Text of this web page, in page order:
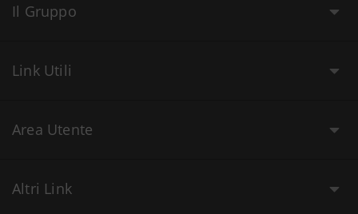
Il Gruppo
Link Utili
Area Utente
Altri Link